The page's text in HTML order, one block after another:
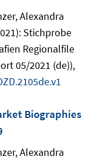
Alexandra
Stichprobe
Regionalfile
05/2021 (de)),
Biographies
Alexandra